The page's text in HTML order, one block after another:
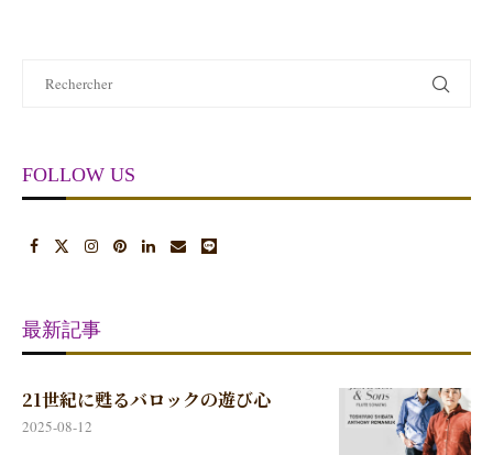
FOLLOW US
最新記事
21世紀に甦るバロックの遊び心
2025-08-12